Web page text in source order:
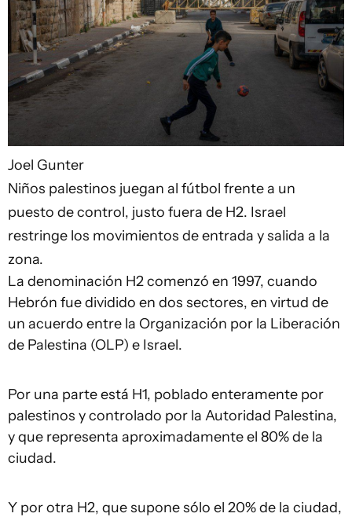
Joel Gunter
Niños palestinos juegan al fútbol frente a un
puesto de control, justo fuera de H2. Israel
restringe los movimientos de entrada y salida a la
zona.
La denominación H2 comenzó en 1997, cuando
Hebrón fue dividido en dos sectores, en virtud de
un acuerdo entre la Organización por la Liberación
de Palestina (OLP) e Israel.
Por una parte está H1, poblado enteramente por
palestinos y controlado por la Autoridad Palestina,
y que representa aproximadamente el 80% de la
ciudad.
Y por otra H2, que supone sólo el 20% de la ciudad,